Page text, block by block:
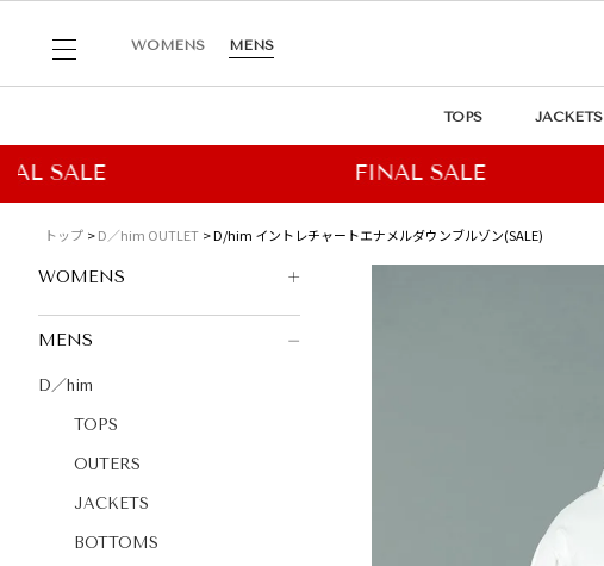
WOMENS MENS
TOPS JACKETS
トップ D／him OUTLET D/him イントレチャートエナメルダウンブルゾン(SALE)
WOMENS
MENS
D／him
TOPS
OUTERS
JACKETS
BOTTOMS